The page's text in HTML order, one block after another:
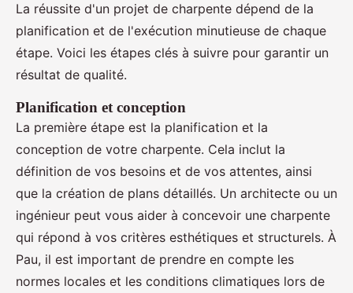
La réussite d'un projet de charpente dépend de la
planification et de l'exécution minutieuse de chaque
étape. Voici les étapes clés à suivre pour garantir un
résultat de qualité.
Planification et conception
La première étape est la planification et la
conception de votre charpente. Cela inclut la
définition de vos besoins et de vos attentes, ainsi
que la création de plans détaillés. Un architecte ou un
ingénieur peut vous aider à concevoir une charpente
qui répond à vos critères esthétiques et structurels. À
Pau, il est important de prendre en compte les
normes locales et les conditions climatiques lors de